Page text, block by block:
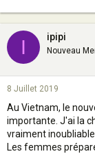
I ipipi
Nouveau
8 Juillet 2019
Au Vietnam, le
importante. J'ai la
vraiment
Les femmes